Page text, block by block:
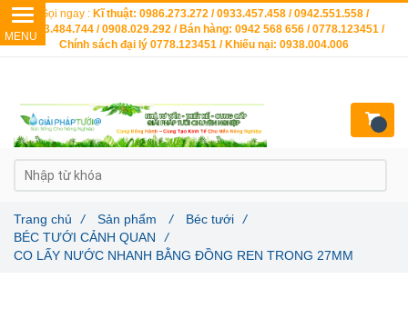
Trang chủ / Sản phẩm / Béc tưới
/
BÉC TƯỚI CẢNH QUAN
/
CO LẤY NƯỚC NHANH BẰNG ĐỒNG REN TRONG 27MM
Gọi ngay : Kĩ thuật: 0986.273.272 / 0933.457.458 / 0942.551.558 /
0903.484.744 / 0908.029.292 / Bán hàng: 0942 568 656 / 0778.123451 /
Chính sách đại lý 0778.123451 / Khiếu nại: 0938.004.006